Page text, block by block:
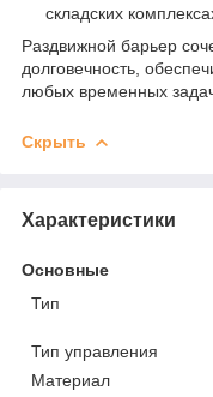
складских
Раздвижной барьер
долговечность,
любых временных
Скрыть
Характеристики
Основные
Тип
Тип управления
Материал